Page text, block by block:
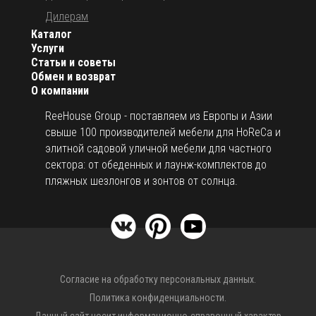
О компании
ReeHouse Group - поставляем из Европы и Азии
свыше 100 производителей мебели для HoReCa и
элитной садовой уличной мебели для частного
сектора: от обеденных и лаунж-комплектов до
пляжных шезлонгов и зонтов от солнца.
Каталог
Услуги
Статьи и советы
Обмен и возврат
Дилерам
Согласие на обработку персональных данных.
Политика конфиденциальности.